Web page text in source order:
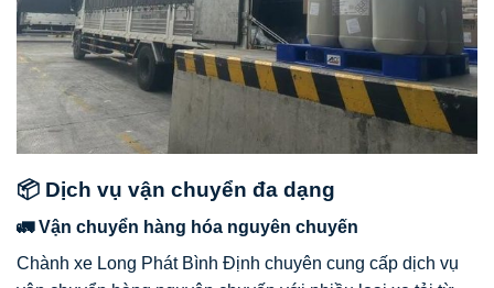
📦 Dịch vụ vận chuyển đa dạng
🚛 Vận chuyển hàng hóa nguyên chuyến
Chành xe Long Phát Bình Định chuyên cung cấp dịch vụ